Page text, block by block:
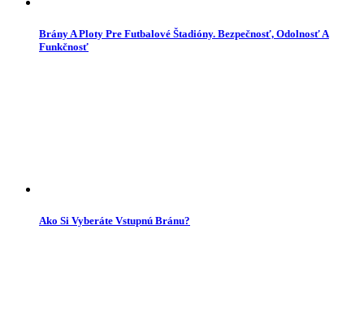
Brány A Ploty Pre Futbalové Štadióny. Bezpečnosť, Odolnosť A
Funkčnosť
Ako Si Vyberáte Vstupnú Bránu?